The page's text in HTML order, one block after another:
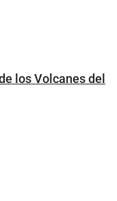
los Volcanes del